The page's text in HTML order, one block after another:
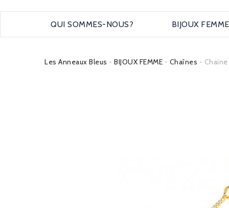
QUI SOMMES-NOUS? BIJOUX FEMME
Les Anneaux Bleus BIJOUX FEMME Chaînes